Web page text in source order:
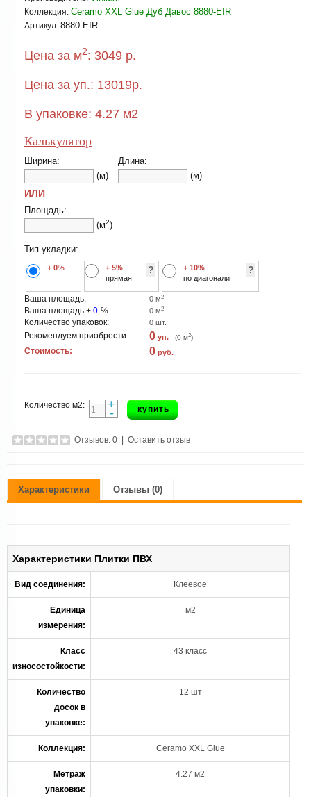
Коллекция: Ceramo XXL Glue Дуб Давос 8880-EIR
Артикул: 8880-EIR
Цена за м2: 3049 р.
Цена за уп.: 13019р.
В упаковке: 4.27 м2
Калькулятор
Ширина:
(м)
Длина:
(м)
ИЛИ
Площадь:
(м2)
Тип укладки:
+ 0%
+ 5%
прямая
?
+ 10%
по диагонали
?
Ваша площадь: 0 м2
Ваша площадь + 0 %: 0 м2
Количество упаковок: 0 шт.
Рекомендуем приобрести: 0 уп. (0 м2)
Стоимость: 0 руб.
Количество м2: +
- купить
Отзывов: 0 Оставить отзыв
Характеристики Отзывы (0)
Характеристики Плитки ПВХ
Вид соединения: Клеевое
Единица
измерения:
м2
Класс
износостойкости:
43 класс
Количество
досок в
упаковке:
12 шт
Коллекция: Ceramo XXL Glue
Метраж
упаковки:
4.27 м2